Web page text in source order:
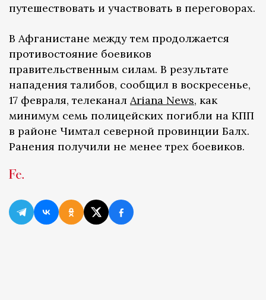
путешествовать и участвовать в переговорах.
В Афганистане между тем продолжается
противостояние боевиков
правительственным силам. В результате
нападения талибов, сообщил в воскресенье,
17 февраля, телеканал Ariana News, как
минимум семь полицейских погибли на КПП
в районе Чимтал северной провинции Балх.
Ранения получили не менее трех боевиков.